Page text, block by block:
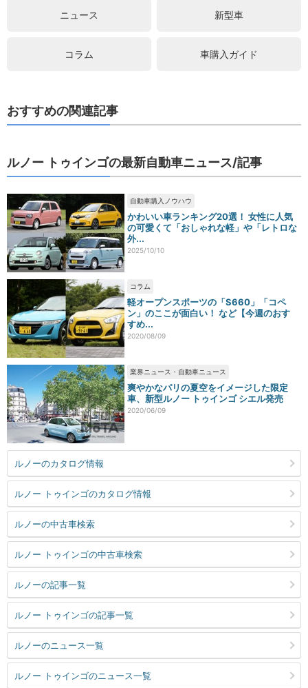
ニュース 新型車
コラム 車購入ガイド
おすすめの関連記事
ルノー トゥインゴの最新自動車ニュース/記事
自動車購入ノウハウ
かわいい車ランキング20選！ 女性に人気
の可愛くて「おしゃれな軽」や「レトロな
外...
2025/10/10
コラム
軽オープンスポーツの「S660」「コペ
ン」のここが面白い！ など【今週のおす
すめ...
2020/08/09
業界ニュース・自動車ニュース
爽やかなパリの夏空をイメージした限定
車、新型ルノー トゥインゴ シエル発売
2020/06/09
ルノーのカタログ情報
ルノー トゥインゴのカタログ情報
ルノーの中古車検索
ルノー トゥインゴの中古車検索
ルノーの記事一覧
ルノー トゥインゴの記事一覧
ルノーのニュース一覧
ルノー トゥインゴのニュース一覧